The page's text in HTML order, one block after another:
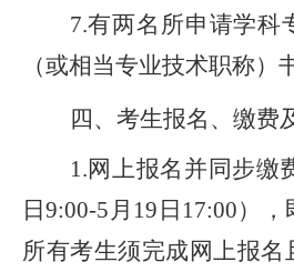
7.有两名所申请学科
（或相当专业技术职称）
四、考生报名、缴费
1.网上报名并同步缴
日9:00-5 月 19 日 17:00） ，
所有考生须完成网上报名